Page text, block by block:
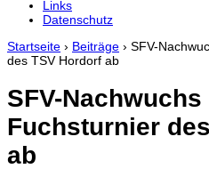
Links
Datenschutz
Startseite › Beiträge › SFV-
des TSV Hordorf ab
SFV-
Fuchsturnier
ab